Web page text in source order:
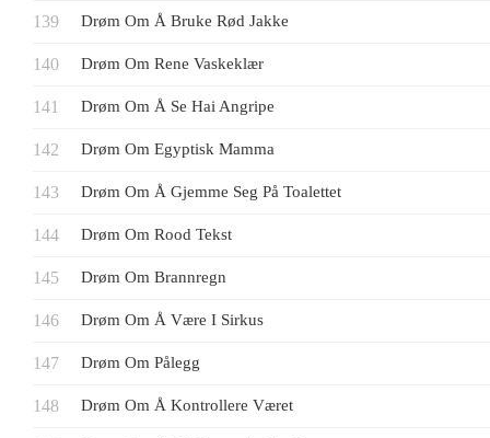
Drøm Om Å Bruke Rød Jakke
Drøm Om Rene Vaskeklær
Drøm Om Å Se Hai Angripe
Drøm Om Egyptisk Mamma
Drøm Om Å Gjemme Seg På Toalettet
Drøm Om Rood Tekst
Drøm Om Brannregn
Drøm Om Å Være I Sirkus
Drøm Om Pålegg
Drøm Om Å Kontrollere Været